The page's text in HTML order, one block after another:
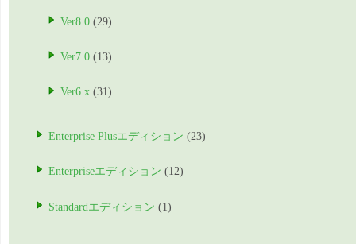
Ver8.0 (29)
Ver7.0 (13)
Ver6.x (31)
Enterprise Plusエディション (23)
Enterpriseエディション (12)
Standardエディション (1)